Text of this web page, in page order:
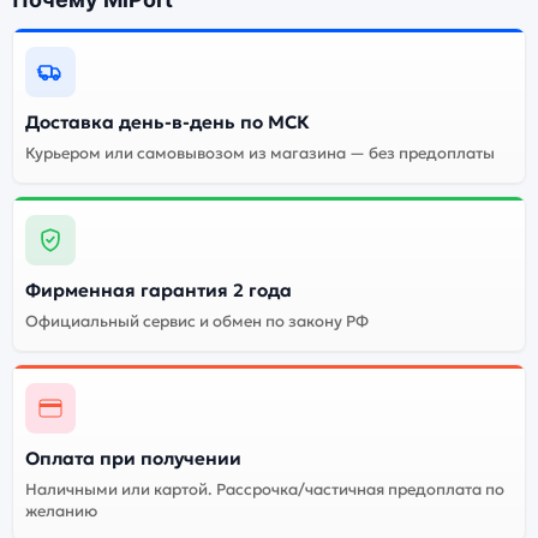
Orange (Оранжевый):
Качественный экран Системная оболочка
Огромный выбор
Высокое качество
Стоимость смартфона
Blackview BV9800 Pro
6Gb/128Gb Orange
Существует китайская и глобальная версия
смартфона Blackview BV9800 Pro 6Gb/128Gb Orange
(Оранжевый). Мы рекомендуем выбирать глобальной
версию — она полностью адаптирована и
поддерживает все сервисы. Китайская версия может
Доставка день-в-день по МСК
Курьером или самовывозом из магазина — без предоплаты
Фирменная гарантия 2 года
Официальный сервис и обмен по закону РФ
Оплата при получении
Наличными или картой. Рассрочка/частичная предоплата по
желанию